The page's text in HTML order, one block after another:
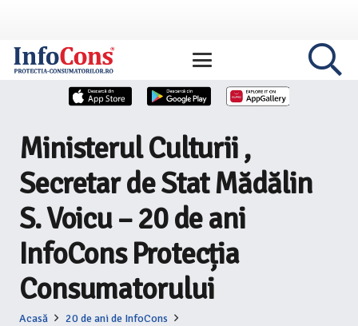
Ministerul Culturii ,
Secretar de Stat Mădălin
S. Voicu – 20 de ani
InfoCons Protecția
Consumatorului
Acasă
20 de ani de InfoCons